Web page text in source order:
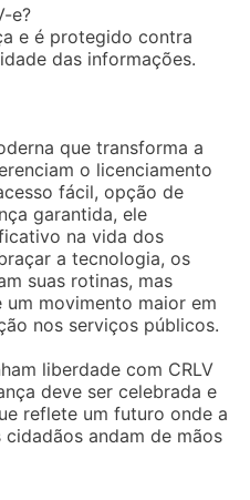
e?
e é protegido contra
das informações.
que transforma a
o licenciamento
fácil, opção de
garantida, ele
na vida dos
a tecnologia, os
suas rotinas, mas
movimento maior em
nos serviços públicos.
liberdade com CRLV
deve ser celebrada e
reflete um futuro onde a
andam de mãos